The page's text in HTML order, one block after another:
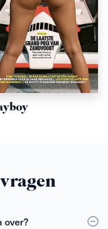
over?